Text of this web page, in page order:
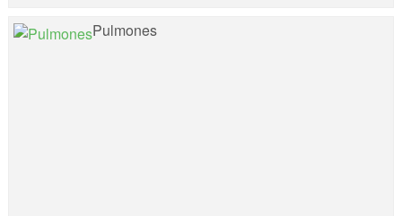
Pulmones